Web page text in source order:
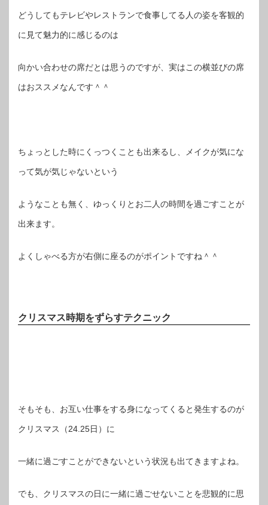
どうしてもテレビやレストランで食事してる人の姿を客観的
に見て魅力的に感じるのは
向かい合わせの席だとは思うのですが、実はこの横並びの席
はおススメなんです＾＾
ちょっとした時にくっつくことも出来るし、メイクが気にな
って気が気じゃないという
ようなことも無く、ゆっくりとお二人の時間を過ごすことが
出来ます。
よくしゃべる方が右側に座るのがポイントですね＾＾
クリスマス時期をずらすテクニック
そもそも、お互い仕事をする身になってくると発生するのが
クリスマス（24.25日）に
一緒に過ごすことができないという状況も出てきますよね。
でも、クリスマスの日に一緒に過ごせないことを悲観的に思